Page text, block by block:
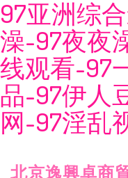
97亚洲综
澡-97夜夜
线观看-97
品-97伊人
网-97淫乱
北京逸興卓商